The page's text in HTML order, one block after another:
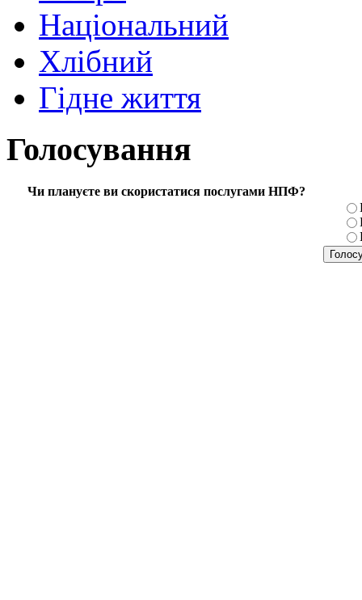
Національний
Хлібний
Гідне життя
Голосування
Чи плануєте ви скористатися послугами НПФ?